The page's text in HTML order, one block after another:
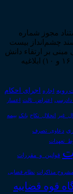
مجوز شماره
سند چشم‌انداز بیست
بر ارتقاء دانش
حقوقی جامعه و ترویج فرهنگ قانونمداری (بند ۱۶ و ۱۰) ابلاغیه
رویه اجاره اجرای احکام
اعتراض_ثالث اعسار
انحلال_نکاح بانک بیمه
دعاوی_تصرف
قوانین_و_مقررات
مشروح مذاکرات نظام قضایی
قوه قضاییه